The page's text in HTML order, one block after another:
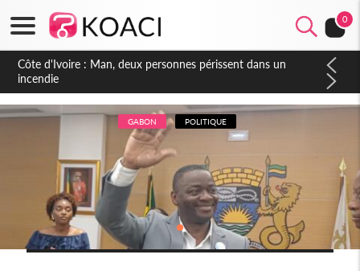
0
Côte d'Ivoire : Séileu, la célébration de la fête nationale
transformée en vaste campagne contre les produits
dépigmentants dangereux
GABON POLITIQUE